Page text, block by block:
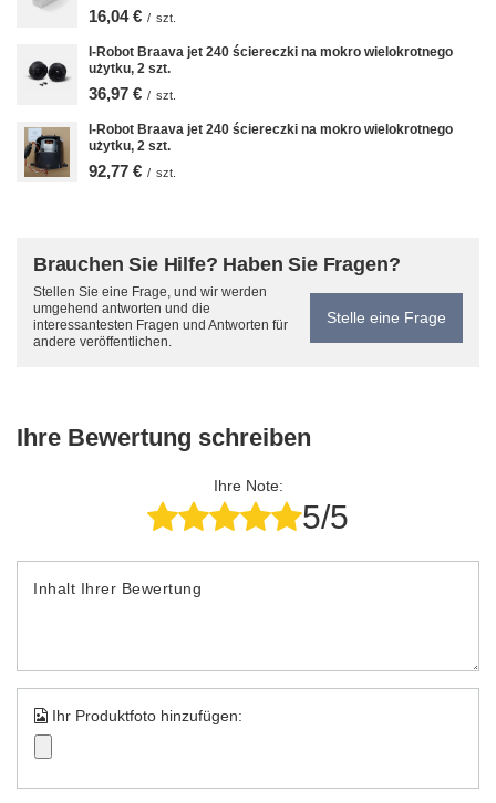
16,04 € / szt.
I-Robot Braava jet 240 ściereczki na mokro wielokrotnego
użytku, 2 szt.
36,97 € / szt.
I-Robot Braava jet 240 ściereczki na mokro wielokrotnego
użytku, 2 szt.
92,77 € / szt.
Brauchen Sie Hilfe? Haben Sie Fragen?
Stellen Sie eine Frage, und wir werden
umgehend antworten und die
interessantesten Fragen und Antworten für
andere veröffentlichen.
Stelle eine Frage
Ihre Bewertung schreiben
Ihre Note:
5/5
Inhalt Ihrer Bewertung
Ihr Produktfoto hinzufügen: